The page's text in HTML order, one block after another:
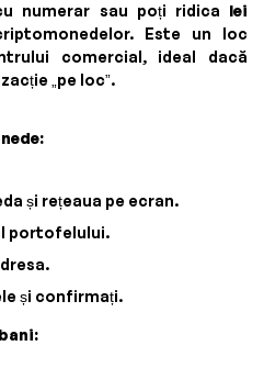
numerar sau poți ridica lei
Este un loc
comercial, ideal dacă
„pe loc”.
și rețeaua pe ecran.
portofelului.
și confirmați.